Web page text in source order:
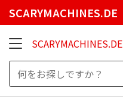
SCARYMACHINES.DE
SCARYMACHINES.DE